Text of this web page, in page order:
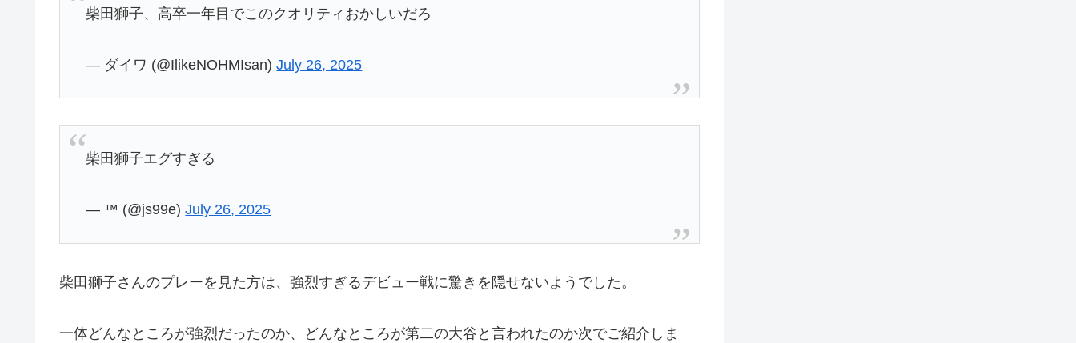
柴田獅子、高卒一年目でこのクオリティおかしいだろ
— ダイワ (@IlikeNOHMIsan)July 26, 2025
柴田獅子エグすぎる
— ™️ (@js99e)July 26, 2025
柴田獅子さんのプレーを見た方は、強烈すぎるデビュー戦に驚きを隠せないようでした。
一体どんなところが強烈だったのか、どんなところが第二の大谷と言われたのか次でご紹介しま